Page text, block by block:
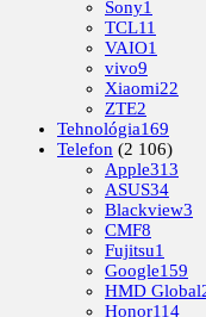
Sony1
TCL11
VAIO1
vivo9
Xiaomi22
ZTE2
Tehnológia169
Telefon (2 106)
Apple313
ASUS34
Blackview3
CMF8
Fujitsu1
Google159
HMD Global
Honor114